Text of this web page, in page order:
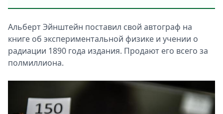
Альберт Эйнштейн поставил свой автограф на
книге об экспериментальной физике и учении о
радиации 1890 года издания. Продают его всего за
полмиллиона.